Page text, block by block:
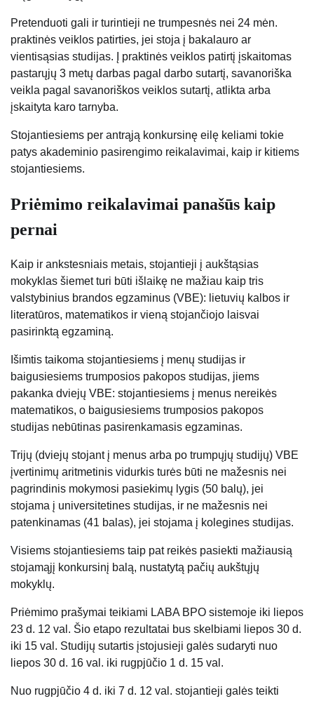
Pretenduoti gali ir turintieji ne trumpesnės nei 24 mėn.
praktinės veiklos patirties, jei stoja į bakalauro ar
vientisąsias studijas. Į praktinės veiklos patirtį įskaitomas
pastarųjų 3 metų darbas pagal darbo sutartį, savanoriška
veikla pagal savanoriškos veiklos sutartį, atlikta arba
įskaityta karo tarnyba.
Stojantiesiems per antrąją konkursinę eilę keliami tokie
patys akademinio pasirengimo reikalavimai, kaip ir kitiems
stojantiesiems.
Priėmimo reikalavimai panašūs kaip
pernai
Kaip ir ankstesniais metais, stojantieji į aukštąsias
mokyklas šiemet turi būti išlaikę ne mažiau kaip tris
valstybinius brandos egzaminus (VBE): lietuvių kalbos ir
literatūros, matematikos ir vieną stojančiojo laisvai
pasirinktą egzaminą.
Išimtis taikoma stojantiesiems į menų studijas ir
baigusiesiems trumposios pakopos studijas, jiems
pakanka dviejų VBE: stojantiesiems į menus nereikės
matematikos, o baigusiesiems trumposios pakopos
studijas nebūtinas pasirenkamasis egzaminas.
Trijų (dviejų stojant į menus arba po trumpųjų studijų) VBE
įvertinimų aritmetinis vidurkis turės būti ne mažesnis nei
pagrindinis mokymosi pasiekimų lygis (50 balų), jei
stojama į universitetines studijas, ir ne mažesnis nei
patenkinamas (41 balas), jei stojama į kolegines studijas.
Visiems stojantiesiems taip pat reikės pasiekti mažiausią
stojamąjį konkursinį balą, nustatytą pačių aukštųjų
mokyklų.
Priėmimo prašymai teikiami LABA BPO sistemoje iki liepos
23 d. 12 val. Šio etapo rezultatai bus skelbiami liepos 30 d.
iki 15 val. Studijų sutartis įstojusieji galės sudaryti nuo
liepos 30 d. 16 val. iki rugpjūčio 1 d. 15 val.
Nuo rugpjūčio 4 d. iki 7 d. 12 val. stojantieji galės teikti